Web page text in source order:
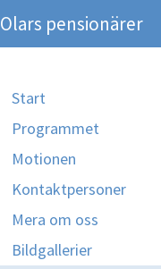
Olars pensionärer
Start
Programmet
Motionen
Kontaktpersoner
Mera om oss
Bildgallerier